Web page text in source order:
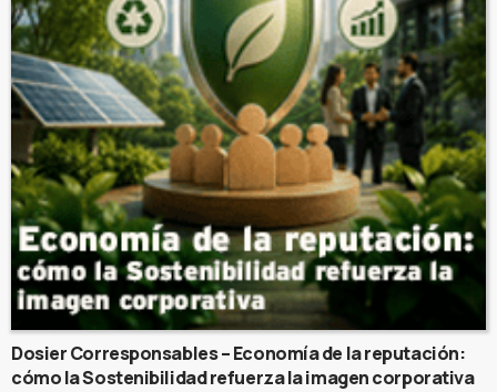
Dosier Corresponsables – Economía de la reputación:
cómo la Sostenibilidad refuerza la imagen corporativa